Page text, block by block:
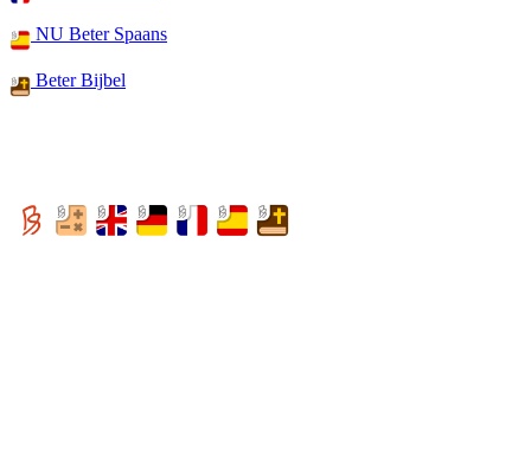
NU Beter Spaans
Beter Bijbel